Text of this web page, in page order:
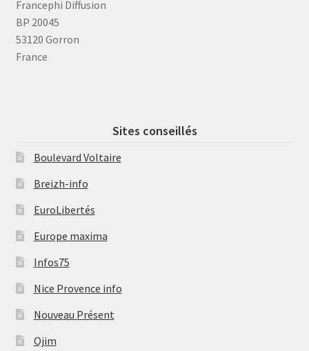
Francephi Diffusion
BP 20045
53120 Gorron
France
Sites conseillés
Boulevard Voltaire
Breizh-info
EuroLibertés
Europe maxima
Infos75
Nice Provence info
Nouveau Présent
Ojim